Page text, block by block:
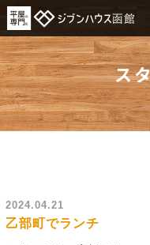
ス
2024.04.21
乙部町でランチ